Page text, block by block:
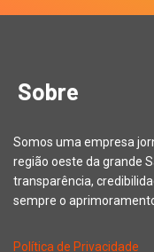
Sobre
Somos uma empresa
região oeste da grande
transparência,
sempre o
Política de Privacidade